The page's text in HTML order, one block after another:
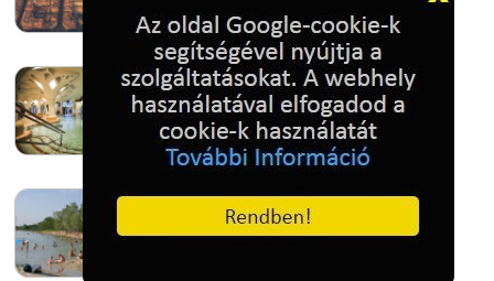
Hagymatikum | Makó fürdő
2022. Nov. 01.
Sándorfalva, Nádastó
2022. Nov. 01.